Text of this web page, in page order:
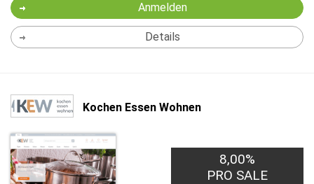
Anmelden
Details
Kochen Essen Wohnen
8,00%
PRO SALE